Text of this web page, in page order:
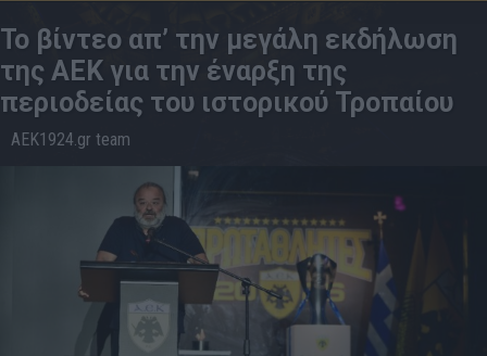
Το βίντεο απ’ την μεγάλη εκδήλωση
της ΑΕΚ για την έναρξη της
περιοδείας του ιστορικού Τροπαίου
AEK1924.gr team